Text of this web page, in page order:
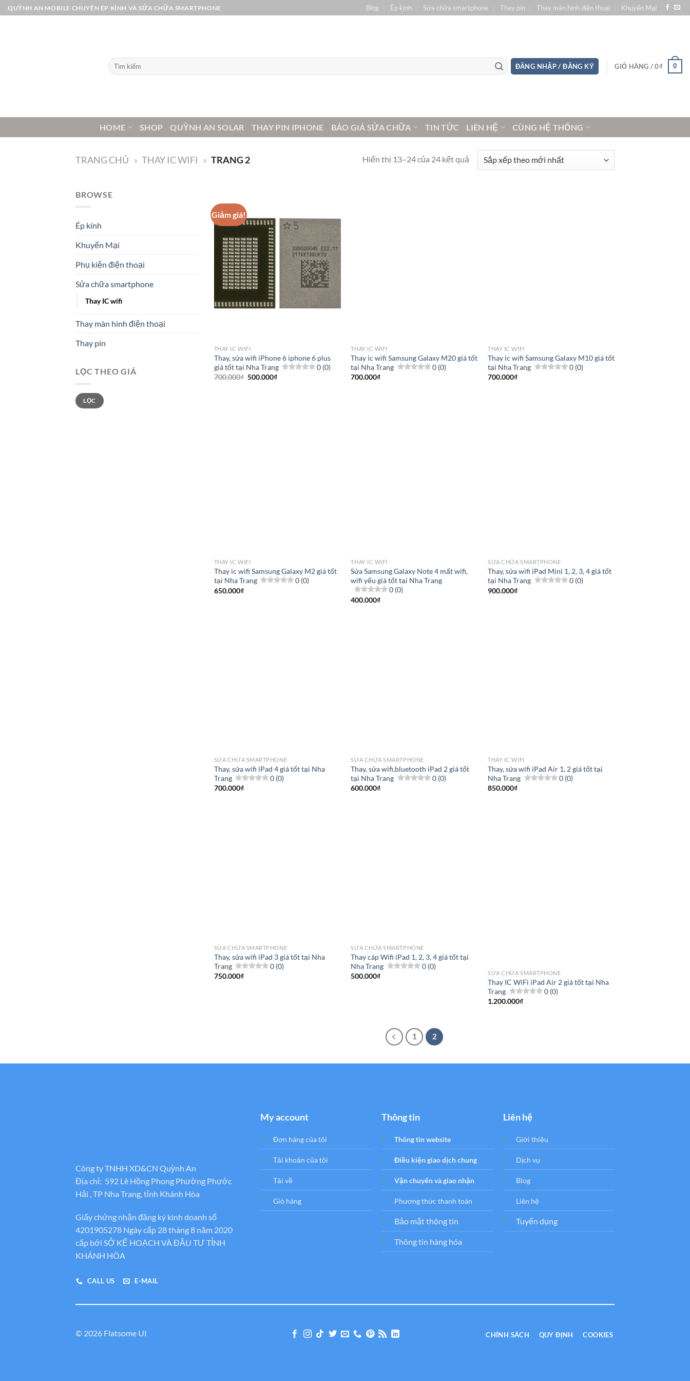
Bỏ
qua
QUỲNH AN MOBILE CHUYÊN ÉP KÍNH VÀ SỬA CHỮA SMARTPHONE Blog Ép kính Sửa chữa smartphone Thay pin Thay màn hình điện thoại Khuyến Mại
Tìm
kiếm:
ĐĂNG NHẬP / ĐĂNG KÝ GIỎ HÀNG /0₫ 0
HOME SHOP QUỲNH AN SOLAR THAY PIN IPHONE BÁO GIÁ SỬA CHỮA TIN TỨC LIÊN HỆ CÙNG HỆ THỐNG
TRANG CHỦ » THAY IC WIFI » TRANG 2 Hiển thị 13–24 của 24 kết quả
BROWSE
Ép kính
Khuyến Mại
Phụ kiện điện thoại
Sửa chữa smartphone
Thay IC wifi
Thay màn hình điện thoại
Thay pin
LỌC THEO GIÁ
Giá
tối
thiểu
Giá
tối
đa
LỌC
Giảm giá!
THAY IC WIFI
Thay, sửa wifi iPhone 6 iphone 6 plus
giá tốt tại Nha Trang
0 (0)
700.000₫ Giá
500.000₫Giá
THAY IC WIFI
Thay ic wifi Samsung Galaxy M20 giá tốt
tại Nha Trang
0 (0)
700.000₫
THAY IC WIFI
Thay ic wifi Samsung Galaxy M10 giá tốt
tại Nha Trang
0 (0)
700.000₫
THAY IC WIFI
Thay ic wifi Samsung Galaxy M2 giá tốt
tại Nha Trang
0 (0)
650.000₫
THAY IC WIFI
Sửa Samsung Galaxy Note 4 mất wifi,
wifi yếu giá tốt tại Nha Trang
0 (0)
400.000₫
SỬA CHỮA SMARTPHONE
Thay, sửa wifi iPad Mini 1, 2, 3, 4 giá tốt
tại Nha Trang
0 (0)
900.000₫
SỬA CHỮA SMARTPHONE
Thay, sửa wifi iPad 4 giá tốt tại Nha
Trang
0 (0)
700.000₫
SỬA CHỮA SMARTPHONE
Thay, sửa wifi,bluetooth iPad 2 giá tốt
tại Nha Trang
0 (0)
600.000₫
THAY IC WIFI
Thay, sửa wifi iPad Air 1, 2 giá tốt tại
Nha Trang
0 (0)
850.000₫
SỬA CHỮA SMARTPHONE
Thay, sửa wifi iPad 3 giá tốt tại Nha
Trang
0 (0)
750.000₫
SỬA CHỮA SMARTPHONE
Thay cáp Wifi iPad 1, 2, 3, 4 giá tốt tại
Nha Trang
0 (0)
500.000₫ SỬA CHỮA SMARTPHONE
Thay IC WiFi iPad Air 2 giá tốt tại Nha
Trang
0 (0)
1.200.000₫
1 2
Công ty TNHH XD&CN Quỳnh An
Địa chỉ: 592 Lê Hồng Phong Phường Phước
Hải , TP Nha Trang, tỉnh Khánh Hòa
Giấy chứng nhận đăng ký kinh doanh số
4201905278 Ngày cấp 28 tháng 8 năm 2020
cấp bới SỞ KẾ HOẠCH VÀ ĐẦU TƯ TỈNH
KHÁNH HÒA
CALL US E-MAIL
My account
Đơn hàng của tôi
Tải khoản của tôi
Tải về
Giỏ hàng
Thông tin
Thông tin website
Điều kiện giao dịch chung
Vận chuyển và giao nhận
Phương thức thanh toán
Bảo mật thông tin
Thông tin hàng hóa
Liên hệ
Giới thiệu
Dịch vụ
Blog
Liên hệ
Tuyển dụng
© 2026 Flatsome UI CHÍNH SÁCH QUY ĐỊNH COOKIES